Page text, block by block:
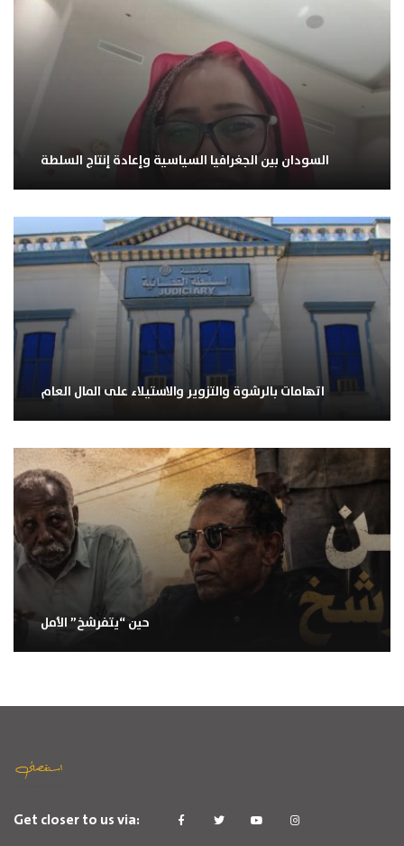
السودان بين الجغرافيا السياسية وإعادة إنتاج السلطة
اتهامات بالرشوة والتزوير والاستيلاء على المال العام
حين “يتفرشخ” الأمل
Get closer to us via: